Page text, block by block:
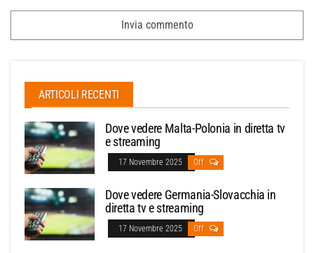
ARTICOLI RECENTI
Dove vedere Malta-Polonia in diretta tv
e streaming
17 Novembre 2025 Off
Dove vedere Germania-Slovacchia in
diretta tv e streaming
17 Novembre 2025 Off